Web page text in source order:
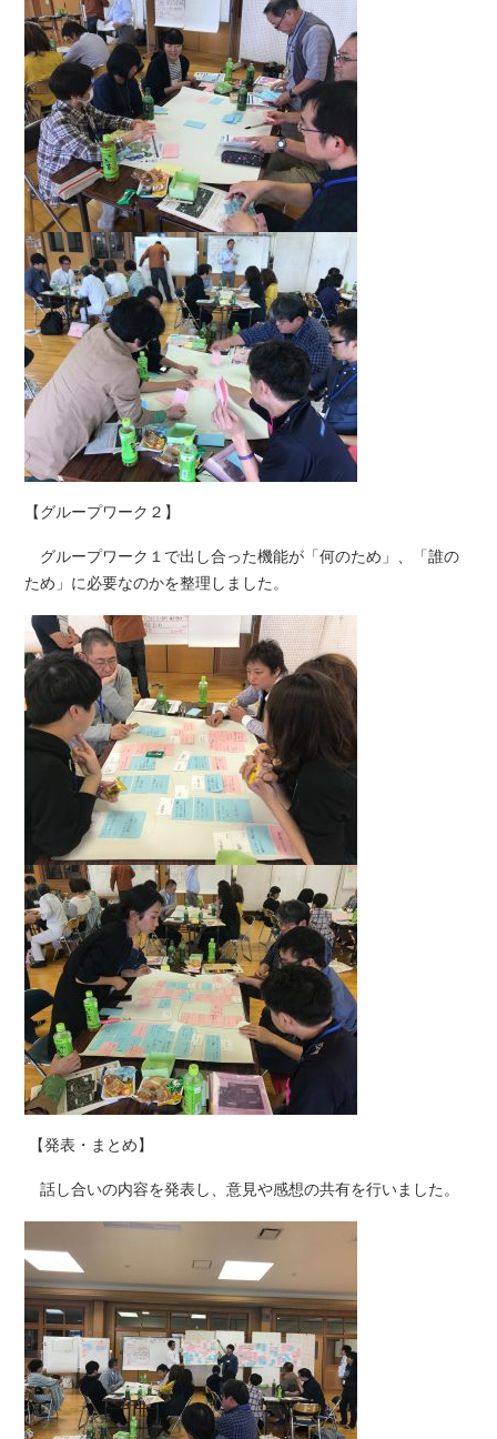
【グループワーク２】
グループワーク１で出し合った機能が「何のため」、「誰の
ため」に必要なのかを整理しました。
【発表・まとめ】
話し合いの内容を発表し、意見や感想の共有を行いました。